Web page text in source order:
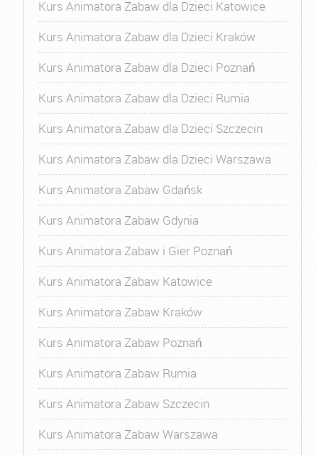
Kurs Animatora Zabaw dla Dzieci Katowice
Kurs Animatora Zabaw dla Dzieci Kraków
Kurs Animatora Zabaw dla Dzieci Poznań
Kurs Animatora Zabaw dla Dzieci Rumia
Kurs Animatora Zabaw dla Dzieci Szczecin
Kurs Animatora Zabaw dla Dzieci Warszawa
Kurs Animatora Zabaw Gdańsk
Kurs Animatora Zabaw Gdynia
Kurs Animatora Zabaw i Gier Poznań
Kurs Animatora Zabaw Katowice
Kurs Animatora Zabaw Kraków
Kurs Animatora Zabaw Poznań
Kurs Animatora Zabaw Rumia
Kurs Animatora Zabaw Szczecin
Kurs Animatora Zabaw Warszawa